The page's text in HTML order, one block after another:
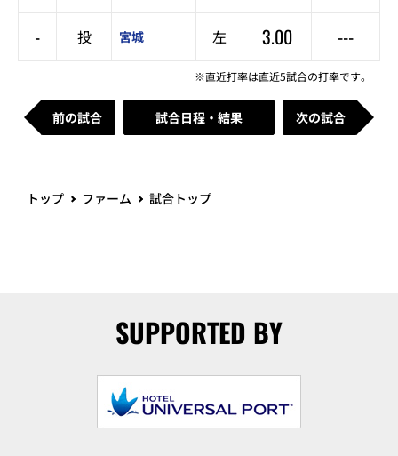
-
投 宮城 左 3.00 ---
※直近打率は直近5試合の打率です。
前の試合 試合日程・結果 次の試合
トップ ファーム 試合トップ
SUPPORTED BY